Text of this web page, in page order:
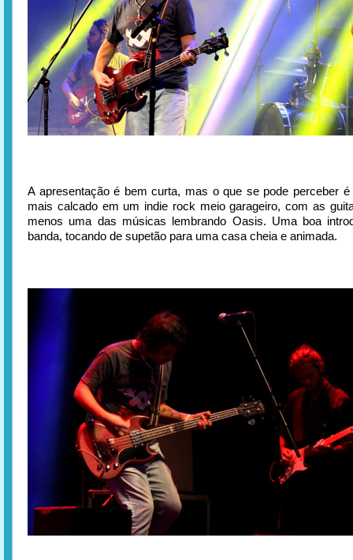
A apresentação é bem curta, mas o que se pode perceber
mais calcado em um indie rock meio garageiro, com as
menos uma das músicas lembrando Oasis. Uma boa
banda, tocando de supetão para uma casa cheia e animada.